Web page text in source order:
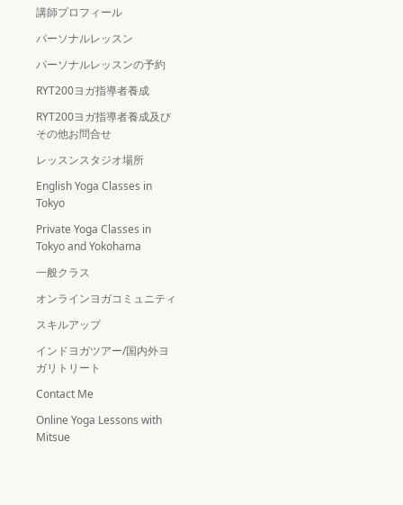
講師プロフィール
パーソナルレッスン
パーソナルレッスンの予約
RYT200ヨガ指導者養成
RYT200ヨガ指導者養成及び
その他お問合せ
レッスンスタジオ場所
English Yoga Classes in
Tokyo
Private Yoga Classes in
Tokyo and Yokohama
一般クラス
オンラインヨガコミュニティ
スキルアップ
インドヨガツアー/国内外ヨ
ガリトリート
Contact Me
Online Yoga Lessons with
Mitsue